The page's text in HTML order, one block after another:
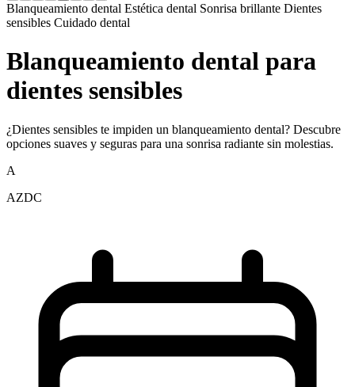
Blanqueamiento dental Estética dental Sonrisa brillante Dientes
sensibles Cuidado dental
Blanqueamiento dental para
dientes sensibles
¿Dientes sensibles te impiden un blanqueamiento dental? Descubre
opciones suaves y seguras para una sonrisa radiante sin molestias.
A
AZDC